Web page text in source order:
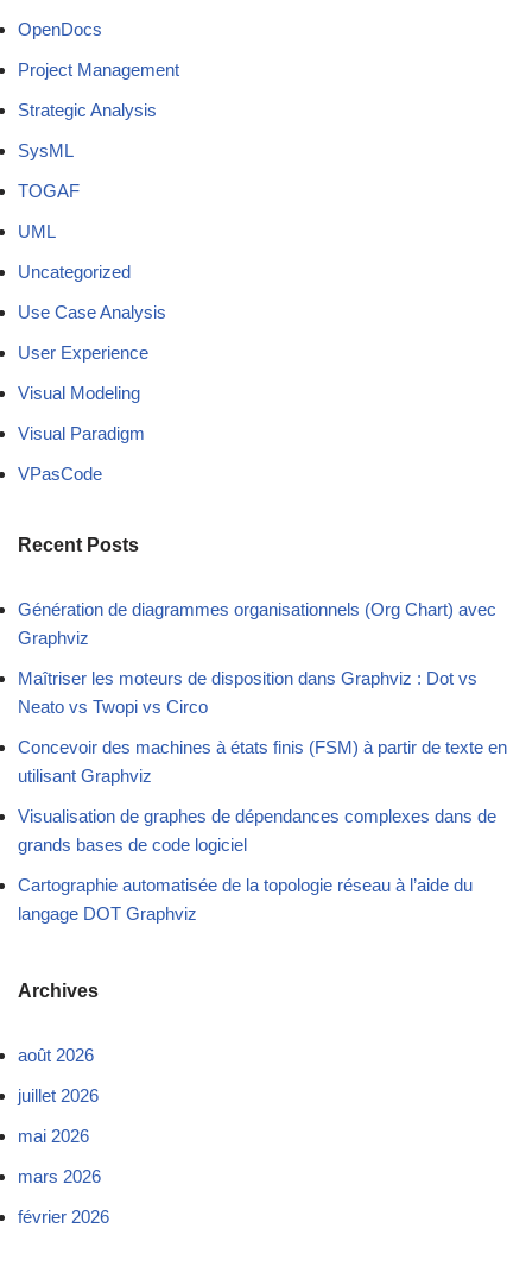
OpenDocs
Project Management
Strategic Analysis
SysML
TOGAF
UML
Uncategorized
Use Case Analysis
User Experience
Visual Modeling
Visual Paradigm
VPasCode
Recent Posts
Génération de diagrammes organisationnels (Org Chart) avec
Graphviz
Maîtriser les moteurs de disposition dans Graphviz : Dot vs
Neato vs Twopi vs Circo
Concevoir des machines à états finis (FSM) à partir de texte en
utilisant Graphviz
Visualisation de graphes de dépendances complexes dans de
grands bases de code logiciel
Cartographie automatisée de la topologie réseau à l’aide du
langage DOT Graphviz
Archives
août 2026
juillet 2026
mai 2026
mars 2026
février 2026